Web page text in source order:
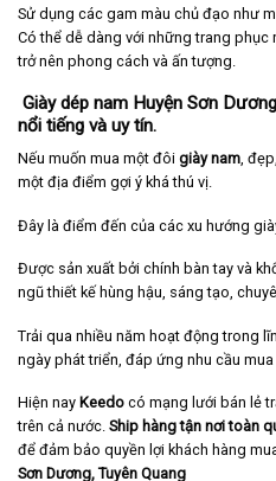
Sử dụng các gam màu chủ đạo như
Có thể dễ dàng với những trang phục
trở nên phong cách và ấn tượng.
Giày dép nam Huyện Sơn
nổi tiếng và uy tín.
Nếu muốn mua một đôi giày nam ,
một địa điểm gợi ý khá thú vị.
Đây là điểm đến của các xu hướng
Được sản xuất bởi chính bàn tay và
ngũ thiết kế hùng hậu, sáng tạo,
Trải qua nhiều năm hoạt động trong
ngày phát triển, đáp ứng nhu cầu mua
Hiện nay Keedo có mạng lưới bán lẻ
trên cả nước. Ship hàng tận nơi toàn
để đảm bảo quyền lợi khách hàng
Sơn Dương, Tuyên Quang